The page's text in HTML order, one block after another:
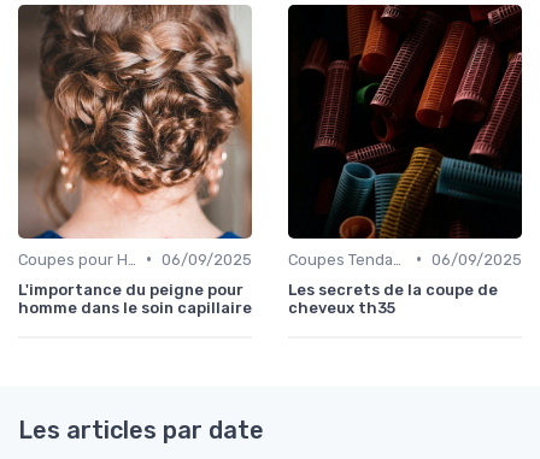
• 06/09/2025
L'importance du peigne pour
homme dans le soin capillaire
• 06/09/2025
Les secrets de la coupe de
cheveux th35
Les articles par date